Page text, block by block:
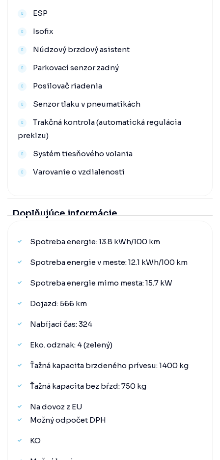
ESP
Isofix
Núdzový brzdový asistent
Parkovací senzor zadný
Posilovač riadenia
Senzor tlaku v pneumatikách
Trakčná kontrola (automatická regulácia
preklzu)
Systém tiesňového volania
Varovanie o vzdialenosti
Doplňujúce informácie
Spotreba energie: 13.8 kWh/100 km
Spotreba energie v meste: 12.1 kWh/100 km
Spotreba energie mimo mesta: 15.7 kW
Dojazd: 566 km
Nabíjací čas: 324
Eko. odznak: 4 (zelený)
Ťažná kapacita brzdeného prívesu: 1400 kg
Ťažná kapacita bez bŕzd: 750 kg
Na dovoz z EU
Možný odpočet DPH
KO